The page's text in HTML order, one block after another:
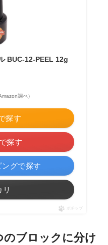
BUC-12-PEEL 12g
調べ）
探す
探す
グで探す
リ
ポチップ
ブロックに分け